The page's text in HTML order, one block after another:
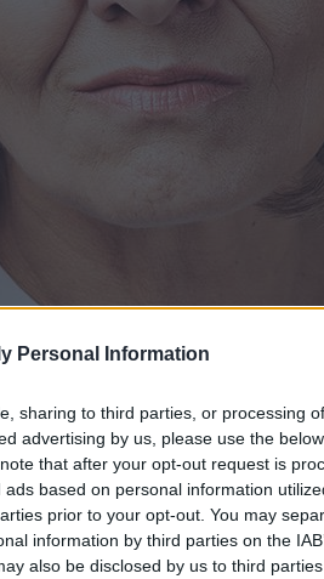
Personal Information
sharing to third parties, or processing
advertising by us, please use the
that after your opt-out request is
based on personal information
prior to your opt-out. You may
information by third parties on the
also be disclosed by us to third